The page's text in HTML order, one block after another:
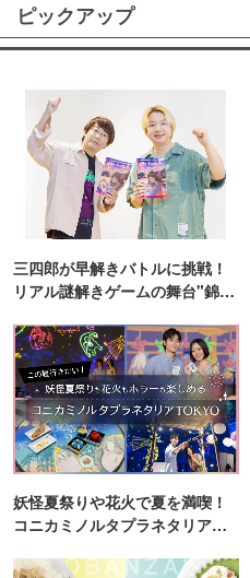
ピックアップ
三四郎が早解きバトルに挑戦！
リアル謎解きゲームの舞台"錦糸
妖怪夏祭りや花火で夏を満喫！
コニカミノルタプラネタリア